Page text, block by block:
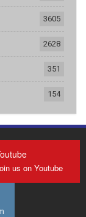
3605
2628
351
154
us on Youtube